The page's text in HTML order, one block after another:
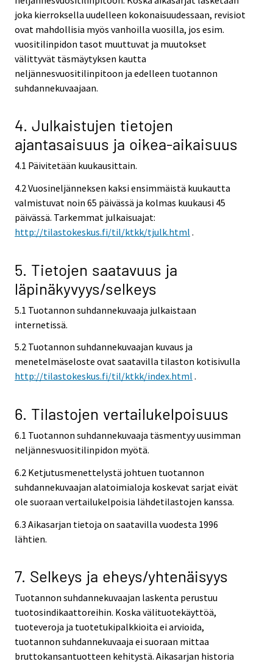
joka kierroksella uudelleen kokonaisuudessaan, revisiot
ovat mahdollisia myös vanhoilla vuosilla, jos esim.
vuositilinpidon tasot muuttuvat ja muutokset
välittyvät täsmäytyksen kautta
neljännesvuositilinpitoon ja edelleen tuotannon
suhdannekuvaajaan.
4. Julkaistujen tietojen
ajantasaisuus ja oikea-aikaisuus
4.1 Päivitetään kuukausittain.
4.2 Vuosineljänneksen kaksi ensimmäistä kuukautta
valmistuvat noin 65 päivässä ja kolmas kuukausi 45
päivässä. Tarkemmat julkaisuajat:
http://tilastokeskus.fi/til/ktkk/tjulk.html .
5. Tietojen saatavuus ja
läpinäkyvyys/selkeys
5.1 Tuotannon suhdannekuvaaja julkaistaan
internetissä.
5.2 Tuotannon suhdannekuvaajan kuvaus ja
menetelmäseloste ovat saatavilla tilaston kotisivulla
http://tilastokeskus.fi/til/ktkk/index.html .
6. Tilastojen vertailukelpoisuus
6.1 Tuotannon suhdannekuvaaja täsmentyy uusimman
neljännesvuositilinpidon myötä.
6.2 Ketjutusmenettelystä johtuen tuotannon
suhdannekuvaajan alatoimialoja koskevat sarjat eivät
ole suoraan vertailukelpoisia lähdetilastojen kanssa.
6.3 Aikasarjan tietoja on saatavilla vuodesta 1996
lähtien.
7. Selkeys ja eheys/yhtenäisyys
Tuotannon suhdannekuvaajan laskenta perustuu
tuotosindikaattoreihin. Koska välituotekäyttöä,
tuoteveroja ja tuotetukipalkkioita ei arvioida,
tuotannon suhdannekuvaaja ei suoraan mittaa
bruttokansantuotteen kehitystä. Aikasarjan historia